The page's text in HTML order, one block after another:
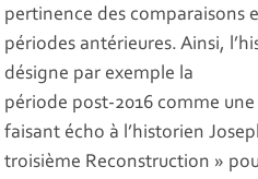
pertinence des comparaisons
périodes antérieures. Ainsi,
désigne par exemple la
période post-2016 comme
faisant écho à l’historien
troisième Reconstruction »